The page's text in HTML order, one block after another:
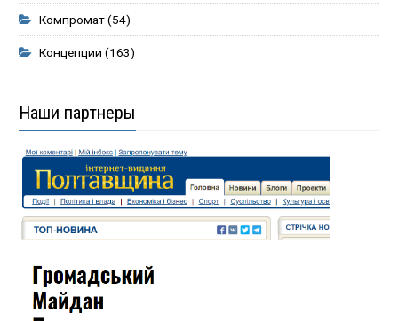
Компромат(54)
Концепции (163)
Наши партнеры